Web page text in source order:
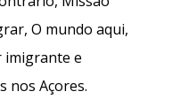
O mundo aqui,
imigrante e
nos Açores.